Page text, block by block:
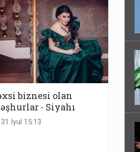
biznesi olan
- Siyahı
31 İyul 15:13